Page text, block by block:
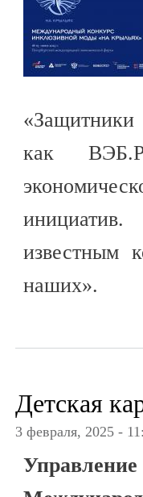
«Защитники
как
известным
наших».
Детская
3 февраля, 2025 -